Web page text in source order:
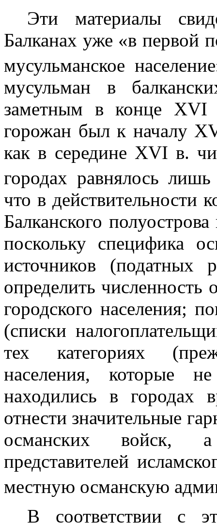
Эти материалы
Балканах уже «в первой
мусульманское
мусульман в
заметным в конце XVI
горожан был к началу
как в сере­дине XVI в.
городах равнялось
что в действительности
Балканского
поскольку специфика
источников (податных
определить численность
городского населения;
(списки
тех категориях
населения, которые
находились в
отнести значительные
османских войск, а
представителей
местную османскую
В соответствии с